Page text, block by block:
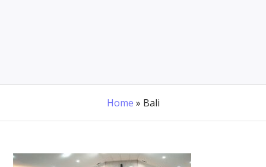
Home » Bali